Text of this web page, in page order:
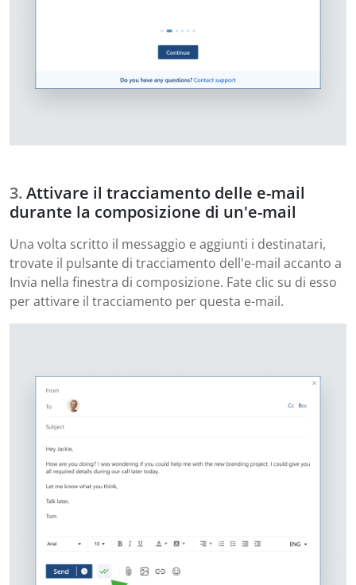
Attivare il tracciamento delle e-mail
durante la composizione di un'e-mail
Una volta scritto il messaggio e aggiunti i destinatari,
trovate il pulsante di tracciamento dell'e-mail accanto a
Invia nella finestra di composizione. Fate clic su di esso
per attivare il tracciamento per questa e-mail.